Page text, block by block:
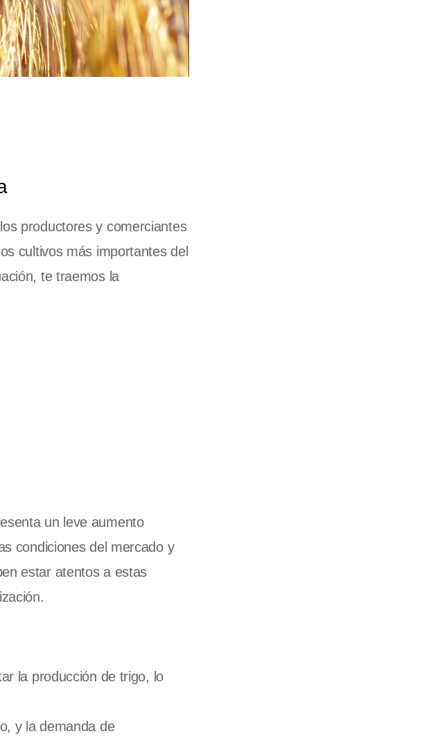
productores y comerciantes
cultivos más importantes del
te traemos la
un leve aumento
condiciones del mercado y
estar atentos a estas
la producción de trigo, lo
y la demanda de